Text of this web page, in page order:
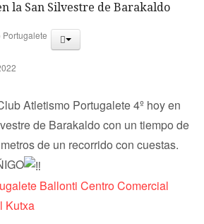
la San Silvestre de Barakaldo
Atletismo Portugalete 4º hoy en
de Barakaldo con un tiempo de
de un recorrido con cuestas.
Ballonti Centro Comercial
Kutxa